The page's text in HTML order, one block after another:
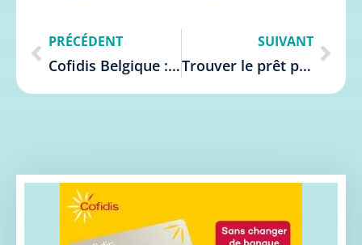
PRÉCÉDENT
Cofidis Belgique : 10 avantages puissants pour votre crédit
SUIVANT
Trouver le prêt personnel le moins cher en Belgique